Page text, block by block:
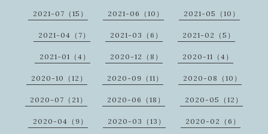
2021-07（15） 2021-06（10） 2021-05（10）
2021-04（7） 2021-03（6） 2021-02（5）
2021-01（4） 2020-12（8） 2020-11（4）
2020-10（12） 2020-09（11） 2020-08（10）
2020-07（21） 2020-06（18） 2020-05（12）
2020-04（9） 2020-03（13） 2020-02（6）